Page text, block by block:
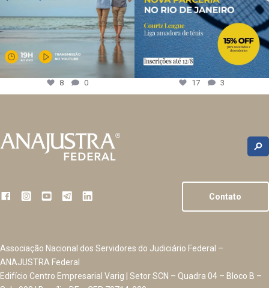
8 0 17 3
Contato
Associação Nacional dos Servidores do Judiciário Federal –
ANAJUSTRA Federal
Edifício Centro Empresarial Varig | Setor SCN – Quadra 04 – Bloco B –